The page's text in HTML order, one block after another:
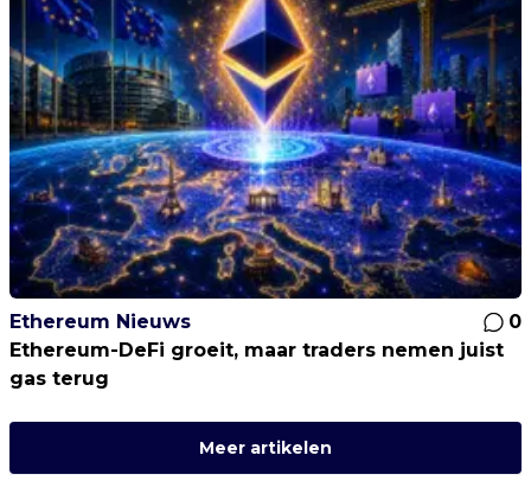
Ethereum Nieuws
0
Ethereum-DeFi groeit, maar traders nemen juist
gas terug
Meer artikelen